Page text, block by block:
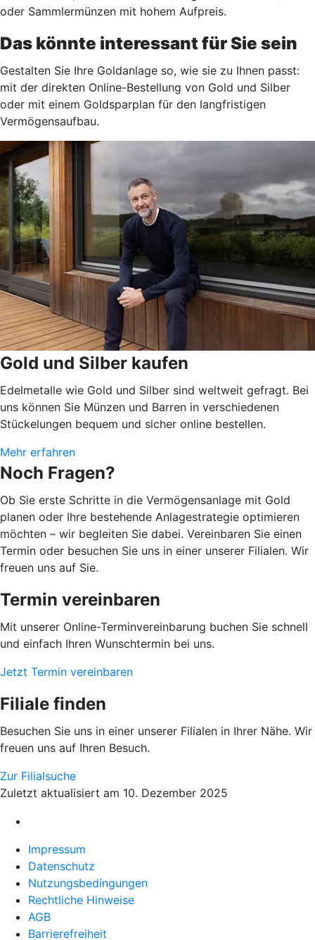
oder Sammlermünzen mit hohem Aufpreis.
Das könnte interessant für Sie sein
Gestalten Sie Ihre Goldanlage so, wie sie zu Ihnen passt:
mit der direkten Online-Bestellung von Gold und Silber
oder mit einem Goldsparplan für den langfristigen
Vermögensaufbau.
Gold und Silber kaufen
Edelmetalle wie Gold und Silber sind weltweit gefragt. Bei
uns können Sie Münzen und Barren in verschiedenen
Stückelungen bequem und sicher online bestellen.
Mehr erfahren
Noch Fragen?
Ob Sie erste Schritte in die Vermögensanlage mit Gold
planen oder Ihre bestehende Anlagestrategie optimieren
möchten – wir begleiten Sie dabei. Vereinbaren Sie einen
Termin oder besuchen Sie uns in einer unserer Filialen. Wir
freuen uns auf Sie.
Termin vereinbaren
Mit unserer Online-Terminvereinbarung buchen Sie schnell
und einfach Ihren Wunschtermin bei uns.
Jetzt Termin vereinbaren
Filiale finden
Besuchen Sie uns in einer unserer Filialen in Ihrer Nähe. Wir
freuen uns auf Ihren Besuch.
Zur Filialsuche
Zuletzt aktualisiert am 10. Dezember 2025
Impressum
Datenschutz
Nutzungsbedingungen
Rechtliche Hinweise
AGB
Barrierefreiheit